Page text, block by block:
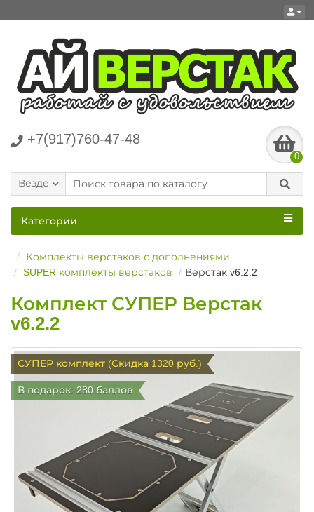
+7(917)760-47-48
0
Везде
Категории
Комплекты верстаков с дополнениями
SUPER комплекты верстаков
Верстак v6.2.2
Комплект СУПЕР Верстак
v6.2.2
СУПЕР комплект (Скидка 1320 руб.)
В подарок: 280 баллов